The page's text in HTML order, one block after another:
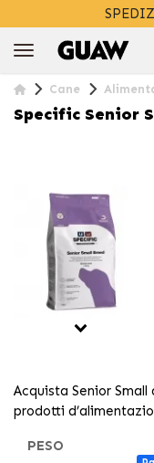
Cane
Specific Senior
Acquista Senior
prodotti
PESO